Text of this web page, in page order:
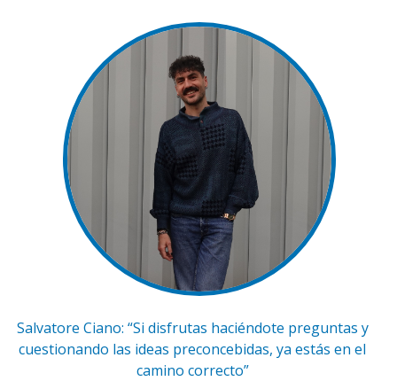
Salvatore Ciano: “Si disfrutas haciéndote preguntas y
cuestionando las ideas preconcebidas, ya estás en el
camino correcto”